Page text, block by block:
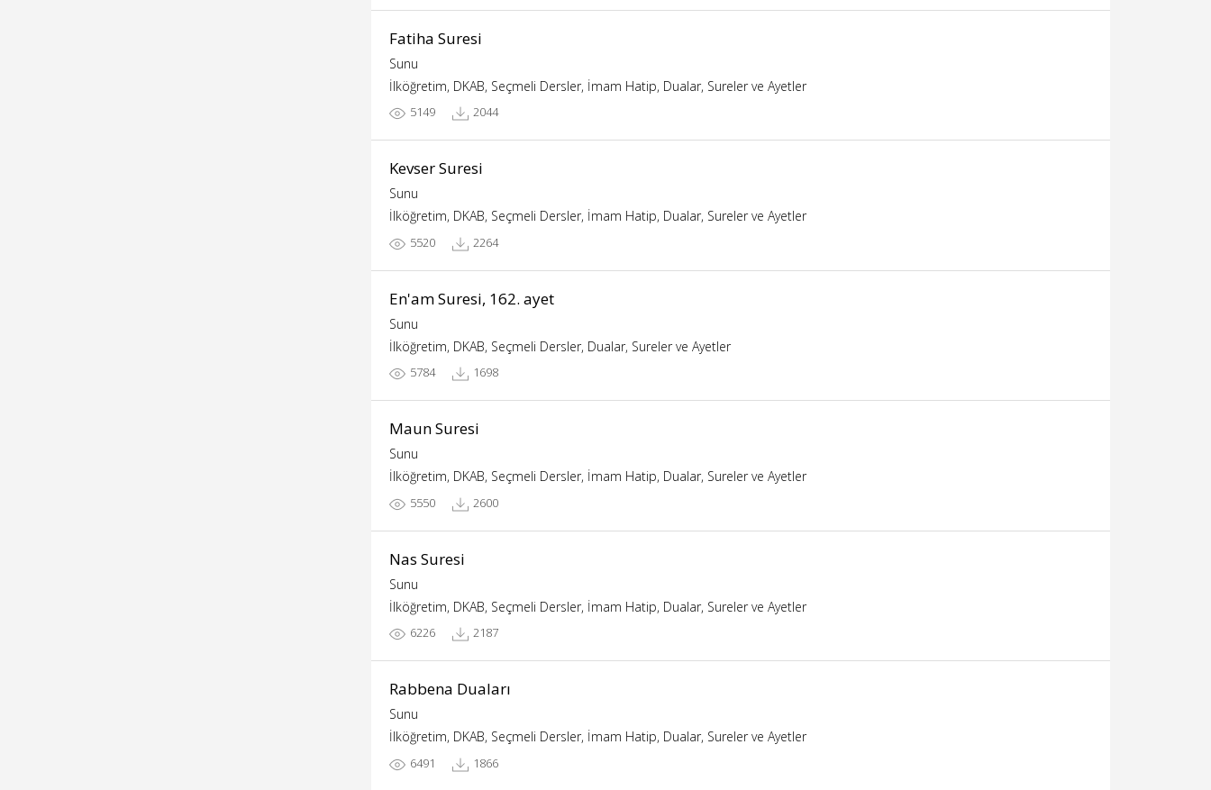
Fatiha Suresi
Sunu
İlköğretim, DKAB, Seçmeli Dersler, İmam Hatip, Dualar, Sureler ve Ayetler
5149 2044
Kevser Suresi
Sunu
İlköğretim, DKAB, Seçmeli Dersler, İmam Hatip, Dualar, Sureler ve Ayetler
5520 2264
En'am Suresi, 162. ayet
Sunu
İlköğretim, DKAB, Seçmeli Dersler, Dualar, Sureler ve Ayetler
5784 1698
Maun Suresi
Sunu
İlköğretim, DKAB, Seçmeli Dersler, İmam Hatip, Dualar, Sureler ve Ayetler
5550 2600
Nas Suresi
Sunu
İlköğretim, DKAB, Seçmeli Dersler, İmam Hatip, Dualar, Sureler ve Ayetler
6226 2187
Rabbena Duaları
Sunu
İlköğretim, DKAB, Seçmeli Dersler, İmam Hatip, Dualar, Sureler ve Ayetler
6491 1866